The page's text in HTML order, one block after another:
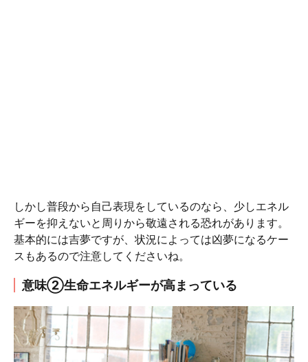
しかし普段から自己表現をしているのなら、少しエネル
ギーを抑えないと周りから敬遠される恐れがあります。
基本的には吉夢ですが、状況によっては凶夢になるケー
スもあるので注意してくださいね。
意味②生命エネルギーが高まっている